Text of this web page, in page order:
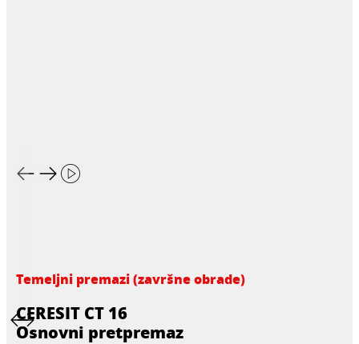
Temeljni premazi (završne obrade)
CERESIT CT 16
Osnovni pretpremaz